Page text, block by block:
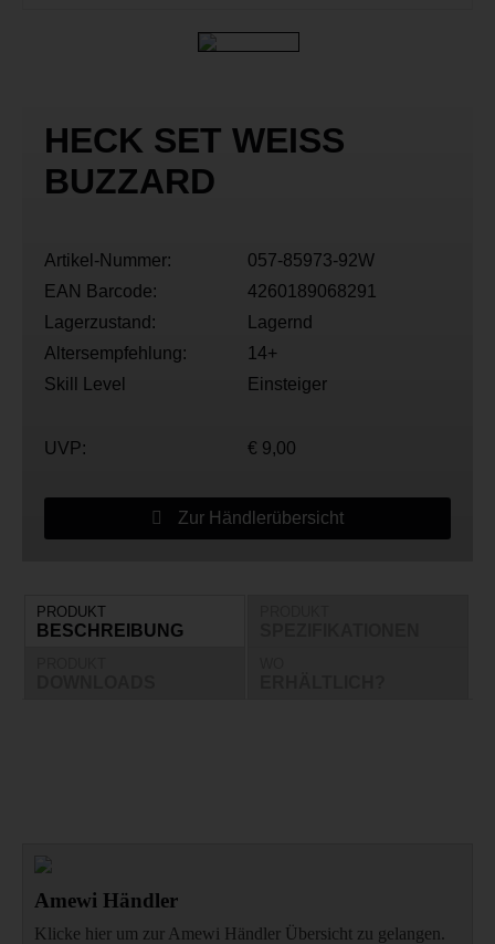
HECK SET WEISS
BUZZARD
Artikel-Nummer:
057-85973-92W
EAN Barcode:
4260189068291
Lagerzustand:
Lagernd
Altersempfehlung:
14+
Skill Level
Einsteiger
UVP: € 9,00
Zur Händlerübersicht
PRODUKT
BESCHREIBUNG
Amewi Händler
Klicke hier um zur Amewi Händler Übersicht zu gelangen.